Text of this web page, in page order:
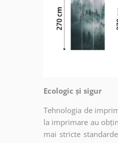
Ecologic și sigur
Tehnologia de
la imprimare au
mai stricte